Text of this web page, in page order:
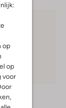
op
op
voor